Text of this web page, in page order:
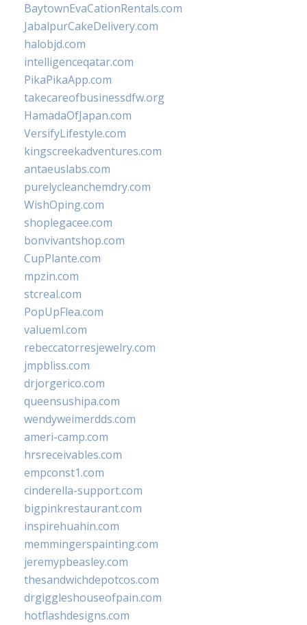
BaytownEvaCationRentals.com
JabalpurCakeDelivery.com
halobjd.com
intelligenceqatar.com
PikaPikaApp.com
takecareofbusinessdfw.org
HamadaOfJapan.com
VersifyLifestyle.com
kingscreekadventures.com
antaeuslabs.com
purelycleanchemdry.com
WishOping.com
shoplegacee.com
bonvivantshop.com
CupPlante.com
mpzin.com
stcreal.com
PopUpFlea.com
valueml.com
rebeccatorresjewelry.com
jmpbliss.com
drjorgerico.com
queensushipa.com
wendyweimerdds.com
ameri-camp.com
hrsreceivables.com
empconst1.com
cinderella-support.com
bigpinkrestaurant.com
inspirehuahin.com
memmingerspainting.com
jeremypbeasley.com
thesandwichdepotcos.com
drgiggleshouseofpain.com
hotflashdesigns.com